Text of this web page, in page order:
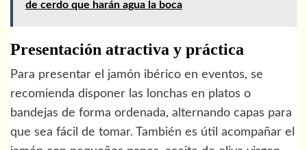
de cerdo que harán agua la boca
Presentación atractiva y práctica
Para presentar el jamón ibérico en eventos, se
recomienda disponer las lonchas en platos o
bandejas de forma ordenada, alternando capas para
que sea fácil de tomar. También es útil acompañar el